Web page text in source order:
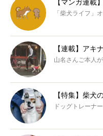
【マンガ連載
「柴犬ライフ」
【連載】アキ
山名さんご本人
【特集】柴犬
ドッグトレーナ